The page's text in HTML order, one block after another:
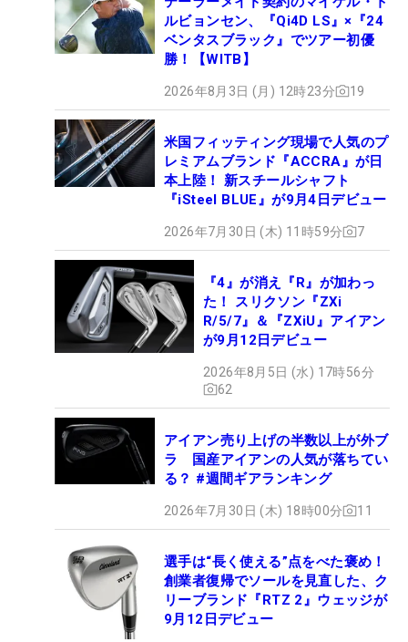
ルビョンセン、『Qi4D LS』×『24
ベンタスブラック』でツアー初優
勝！【WITB】
2026年8月3日 (月) 12時23分 19
米国フィッティング現場で人気のプ
レミアムブランド『ACCRA』が日
本上陸！ 新スチールシャフト
『iSteel BLUE』が9月4日デビュー
2026年7月30日 (木) 11時59分 7
『4』が消え『R』が加わっ
た！ スリクソン『ZXi
R/5/7』＆『ZXiU』アイアン
が9月12日デビュー
2026年8月5日 (水) 17時56分
62
アイアン売り上げの半数以上が外ブ
ラ 国産アイアンの人気が落ちてい
る？ #週間ギアランキング
2026年7月30日 (木) 18時00分 11
選手は“長く使える”点をべた褒め！
創業者復帰でソールを見直した、ク
リーブランド『RTZ 2』ウェッジが
9月12日デビュー